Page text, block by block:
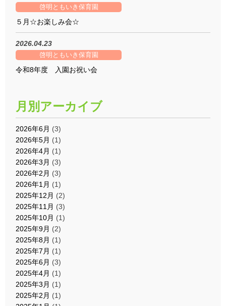
啓明ともいき保育園
５月☆お楽しみ会☆
2026.04.23
啓明ともいき保育園
令和8年度 入園お祝い会
月別アーカイブ
2026年6月 (3)
2026年5月 (1)
2026年4月 (1)
2026年3月 (3)
2026年2月 (3)
2026年1月 (1)
2025年12月 (2)
2025年11月 (3)
2025年10月 (1)
2025年9月 (2)
2025年8月 (1)
2025年7月 (1)
2025年6月 (3)
2025年4月 (1)
2025年3月 (1)
2025年2月 (1)